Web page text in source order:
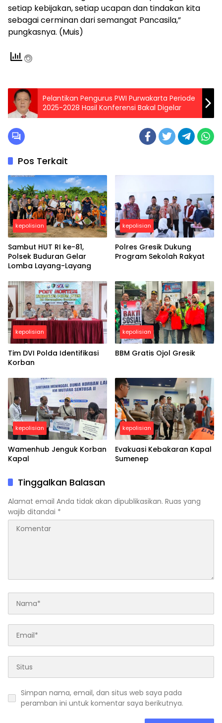
setiap kebijakan, setiap ucapan dan tindakan kita
sebagai cerminan dari semangat Pancasila,”
pungkasnya. (Muis)
Pelantikan Pengurus PWI Purwakarta Periode
2025-2028 Hasil Konferensi Bakal Digelar
Pos Terkait
kepolisian
Sambut HUT RI ke-81,
Polsek Buduran Gelar
Lomba Layang-Layang
kepolisian
Polres Gresik Dukung
Program Sekolah Rakyat
kepolisian
Tim DVI Polda Identifikasi
Korban
kepolisian
BBM Gratis Ojol Gresik
kepolisian
Wamenhub Jenguk Korban
Kapal
kepolisian
Evakuasi Kebakaran Kapal
Sumenep
Tinggalkan Balasan
Alamat email Anda tidak akan dipublikasikan. Ruas yang
wajib ditandai *
Simpan nama, email, dan situs web saya pada
peramban ini untuk komentar saya berikutnya.